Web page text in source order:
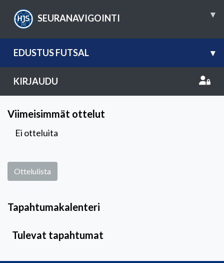
SEURANAVIGOINTI ▾
EDUSTUS FUTSAL ▾
KIRJAUDU
Viimeisimmät ottelut
Ei otteluita
Ottelulista
Tapahtumakalenteri
Tulevat tapahtumat